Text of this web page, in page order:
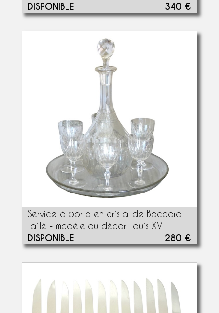
DISPONIBLE 340 €
Service à porto en cristal de Baccarat
taillé - modèle au décor Louis XVI
DISPONIBLE 280 €